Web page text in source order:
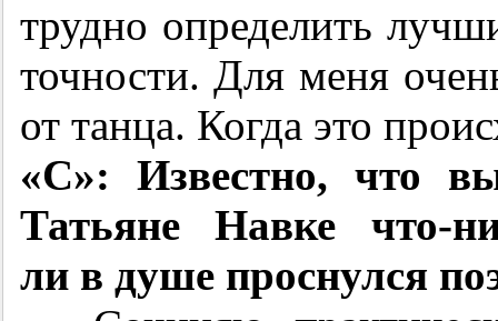
трудно определить
точности. Для меня
от танца. Когда это
«С»: Известно, что
Татьяне Навке что-
ли в душе проснулся